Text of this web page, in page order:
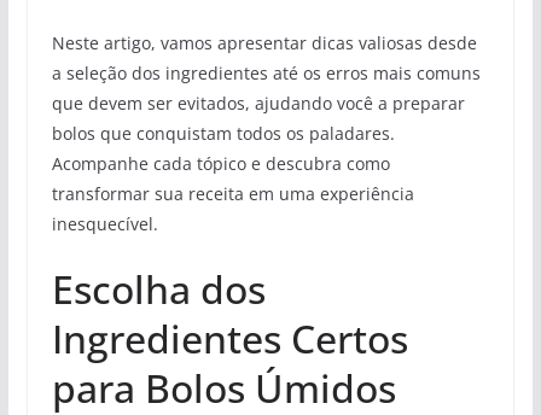
Neste artigo, vamos apresentar dicas valiosas desde
a seleção dos ingredientes até os erros mais comuns
que devem ser evitados, ajudando você a preparar
bolos que conquistam todos os paladares.
Acompanhe cada tópico e descubra como
transformar sua receita em uma experiência
inesquecível.
Escolha dos
Ingredientes Certos
para Bolos Úmidos